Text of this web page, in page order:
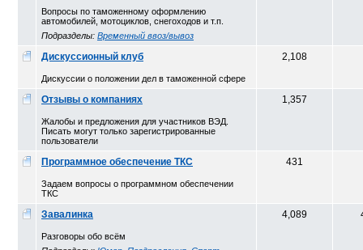
Вопросы по таможенному оформлению
автомобилей, мотоциклов, снегоходов и т.п.
Подразделы: Временный ввоз/вывоз
Дискуссионный клуб
Дискуссии о положении дел в таможенной сфере
2,108
Отзывы о компаниях
Жалобы и предложения для участников ВЭД.
Писать могут только зарегистрированные
пользователи
1,357
Программное обеспечение ТКС
Задаем вопросы о программном обеспечении
ТКС
431
Завалинка
Разговоры обо всём
4,089